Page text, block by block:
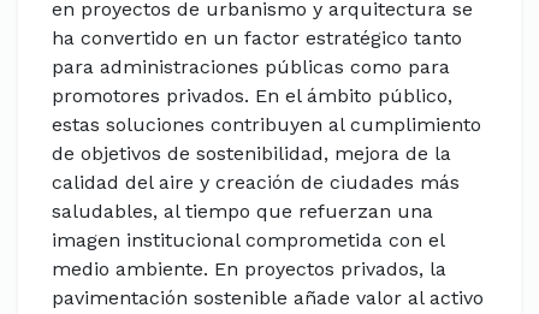
en proyectos de urbanismo y arquitectura se
ha convertido en un factor estratégico tanto
para administraciones públicas como para
promotores privados. En el ámbito público,
estas soluciones contribuyen al cumplimiento
de objetivos de sostenibilidad, mejora de la
calidad del aire y creación de ciudades más
saludables, al tiempo que refuerzan una
imagen institucional comprometida con el
medio ambiente. En proyectos privados, la
pavimentación sostenible añade valor al activo